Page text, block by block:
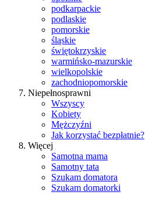
podkarpackie
podlaskie
pomorskie
śląskie
świętokrzyskie
warmińsko-mazurskie
wielkopolskie
zachodniopomorskie
Niepełnosprawni
Wszyscy
Kobiety
Mężczyźni
Jak korzystać bezpłatnie?
Więcej
Samotna mama
Samotny tata
Szukam domatora
Szukam domatorki